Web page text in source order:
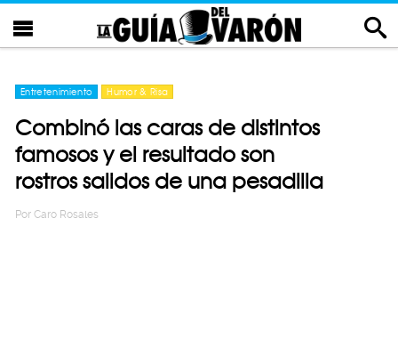
Entretenimiento Humor & Risa
Combinó las caras de distintos
famosos y el resultado son
rostros salidos de una pesadilla
Por Caro Rosales